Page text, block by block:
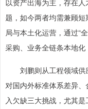
以资产出海为主，存在
题，如今两者均需兼顾
局与本土化运营，通过“
采购、业务全链条本地化
刘鹏则从工程领域供
对国内外标准体系差异
入欠缺三大挑战，尤其